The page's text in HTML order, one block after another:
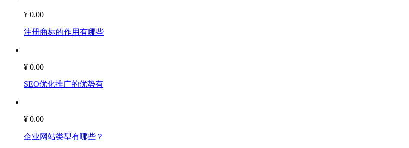
¥ 0.00
注册商标的作用有哪些
¥ 0.00
SEO优化推广的优势有
¥ 0.00
企业网站类型有哪些？